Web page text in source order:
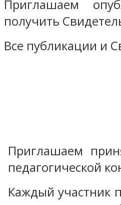
Приглашаем
получить
Все публикации и
Приглашаем
педагогической
Каждый участник